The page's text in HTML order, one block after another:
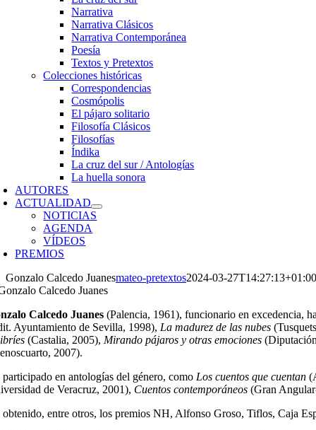
Narrativa
Narrativa Clásicos
Narrativa Contemporánea
Poesía
Textos y Pretextos
Colecciones históricas
Correspondencias
Cosmópolis
El pájaro solitario
Filosofía Clásicos
Filosofías
Índika
La cruz del sur / Antologías
La huella sonora
AUTORES
ACTUALIDAD
NOTICIAS
AGENDA
VÍDEOS
PREMIOS
Gonzalo Calcedo Juanesmateo-pretextos2024-03-27T14:27:13+01:00
Calcedo Juanes (Palencia, 1961), funcionario en excedencia,
Ayuntamiento de Sevilla, 1998), La madurez de las nubes
(Castalia, 2005), Mirando pájaros y otras emociones
2007).
participado en antologías del género, como Los cuentos que cuentan
de Veracruz, 2001), Cuentos contemporáneos (Gran
obtenido, entre otros, los premios NH, Alfonso Groso, Tiflos, Caja